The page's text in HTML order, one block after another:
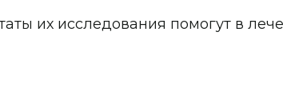
их исследования помогут в